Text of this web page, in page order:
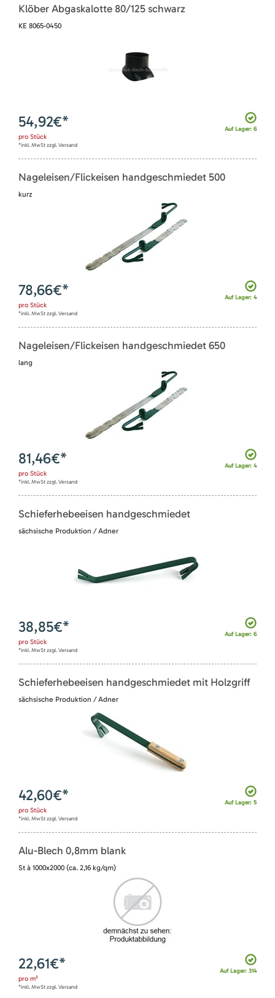
Klöber Abgaskalotte 80/125 schwarz
KE 8065-0450
Auf Lager: 6
54,92€*
pro Stück
*inkl. MwSt zzgl. Versand
Nageleisen/Flickeisen handgeschmiedet 500
kurz
Auf Lager: 4
78,66€*
pro Stück
*inkl. MwSt zzgl. Versand
Nageleisen/Flickeisen handgeschmiedet 650
lang
Auf Lager: 4
81,46€*
pro Stück
*inkl. MwSt zzgl. Versand
Schieferhebeeisen handgeschmiedet
sächsische Produktion / Adner
Auf Lager: 6
38,85€*
pro Stück
*inkl. MwSt zzgl. Versand
Schieferhebeeisen handgeschmiedet mit Holzgriff
sächsische Produktion / Adner
Auf Lager: 5
42,60€*
pro Stück
*inkl. MwSt zzgl. Versand
Alu-Blech 0,8mm blank
St à 1000x2000 (ca. 2,16 kg/qm)
Auf Lager: 314
22,61€*
pro m²
*inkl. MwSt zzgl. Versand